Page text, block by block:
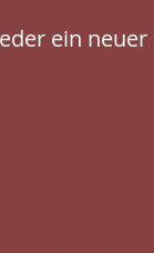
ein neuer